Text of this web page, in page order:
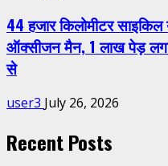
44 हजार किलोमीटर
ऑक्सीजन मैन, 1 लाख पेड़
से
user3 July 26, 2026
Recent Posts